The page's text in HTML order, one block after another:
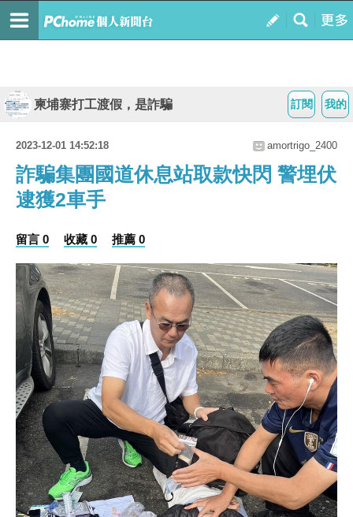
我的
訂閱
柬埔寨打工渡假，是詐騙
2023-12-01 14:52:18 amortrigo_2400
詐騙集團國道休息站取款快閃 警埋伏
逮獲2車手
留言 0 收藏 0 推薦 0